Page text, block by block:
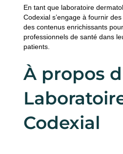
En tant que laboratoire
Codexial s’engage à fournir
des contenus enrichissants
professionnels de santé dans
patients.
À propos
Codexial